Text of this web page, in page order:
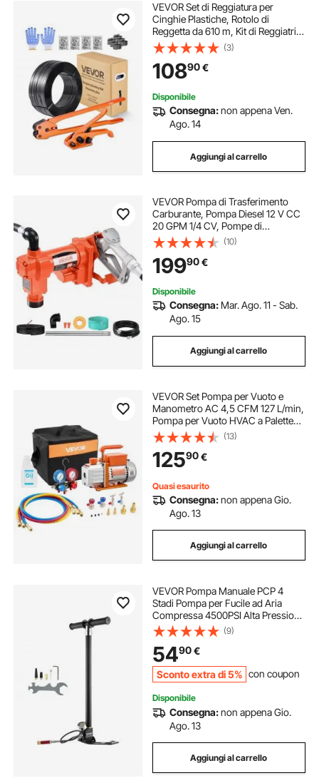
VEVOR Set di Reggiatura per
Cinghie Plastiche, Rotolo di
Reggetta da 610 m, Kit di Reggiatrici
Manuali per Imballaggio Magazzino
Trasporto, con 600 Sigilli Metallici,
200 Protezioni Angolari, Guanti
(3)
10890€
Disponibile
Consegna:non appena Ven.
Ago. 14
Aggiungi al carrello
VEVOR Pompa di Trasferimento
Carburante, Pompa Diesel 12 V CC
20 GPM 1/4 CV, Pompe di
Estrazione con Ugello Manuale,
Tubo di Scarico e Tubo di
Aspirazione, per Benzina, Diesel,
Cherosene
(10)
19990€
Disponibile
Consegna: Mar. Ago. 11 - Sab.
Ago. 15
Aggiungi al carrello
VEVOR Set Pompa per Vuoto e
Manometro AC 4,5 CFM 127 L/min,
Pompa per Vuoto HVAC a Palette
Rotanti Monostadio, Kit Manometro
per R134a R22 R410a R1234YF R32,
con per HVAC per Auto
(13)
12590€
Quasi esaurito
Consegna:non appena Gio.
Ago. 13
Aggiungi al carrello
VEVOR Pompa Manuale PCP 4
Stadi Pompa per Fucile ad Aria
Compressa 4500PSI Alta Pressione
30MPa Manometro Filtro Olio-
Umidità, Acciaio Inox per Pistole ad
Aria Compressa, Bombola
Subacquea, Paintball
(9)
5490€
Sconto extra di 5% con coupon
Disponibile
Consegna:non appena Gio.
Ago. 13
Aggiungi al carrello